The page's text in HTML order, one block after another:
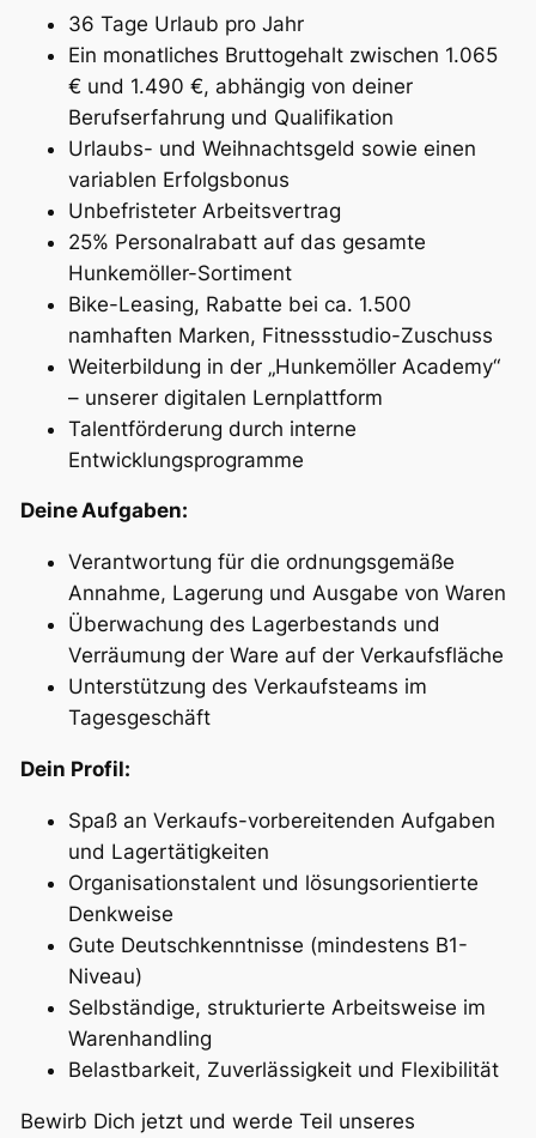
36 Tage Urlaub pro Jahr
Ein monatliches Bruttogehalt zwischen 1.065
€ und 1.490 €, abhängig von deiner
Berufserfahrung und Qualifikation
Urlaubs- und Weihnachtsgeld sowie einen
variablen Erfolgsbonus
Unbefristeter Arbeitsvertrag
25% Personalrabatt auf das gesamte
Hunkemöller-Sortiment
Bike-Leasing, Rabatte bei ca. 1.500
namhaften Marken, Fitnessstudio-Zuschuss
Weiterbildung in der „Hunkemöller Academy“
– unserer digitalen Lernplattform
Talentförderung durch interne
Entwicklungsprogramme
Deine Aufgaben:
Verantwortung für die ordnungsgemäße
Annahme, Lagerung und Ausgabe von Waren
Überwachung des Lagerbestands und
Verräumung der Ware auf der Verkaufsfläche
Unterstützung des Verkaufsteams im
Tagesgeschäft
Dein Profil:
Spaß an Verkaufs-vorbereitenden Aufgaben
und Lagertätigkeiten
Organisationstalent und lösungsorientierte
Denkweise
Gute Deutschkenntnisse (mindestens B1-
Niveau)
Selbständige, strukturierte Arbeitsweise im
Warenhandling
Belastbarkeit, Zuverlässigkeit und Flexibilität
Bewirb Dich jetzt und werde Teil unseres